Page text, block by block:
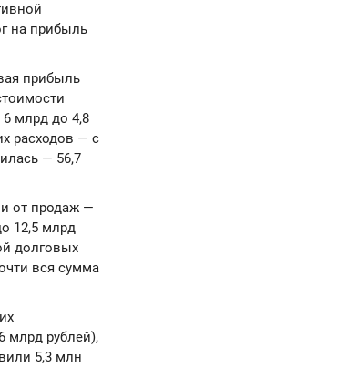
на прибыль
прибыль
млрд до 4,8
расходов — с
— 56,7
от продаж —
12,5 млрд
долговых
вся сумма
млрд рублей),
5,3 млн